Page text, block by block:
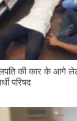
की कार के आगे
परिषद